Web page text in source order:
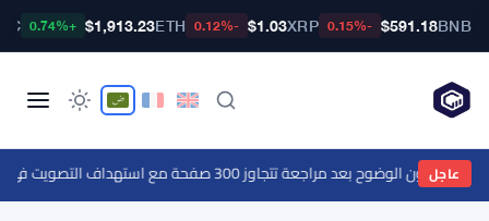
BNB
$591.18
-0.15%
XRP
$1.03
-0.12%
ETH
$1,913.23
+0.74%
عاجل
الوضوح بعد مراجعة تتجاوز 300 صفحة مع استهداف التصويت في سبتمبر